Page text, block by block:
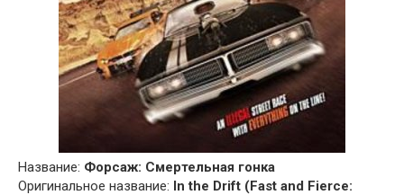
Название: Форсаж: Смертельная гонка
Оригинальное название: In the Drift (Fast and Fierce: